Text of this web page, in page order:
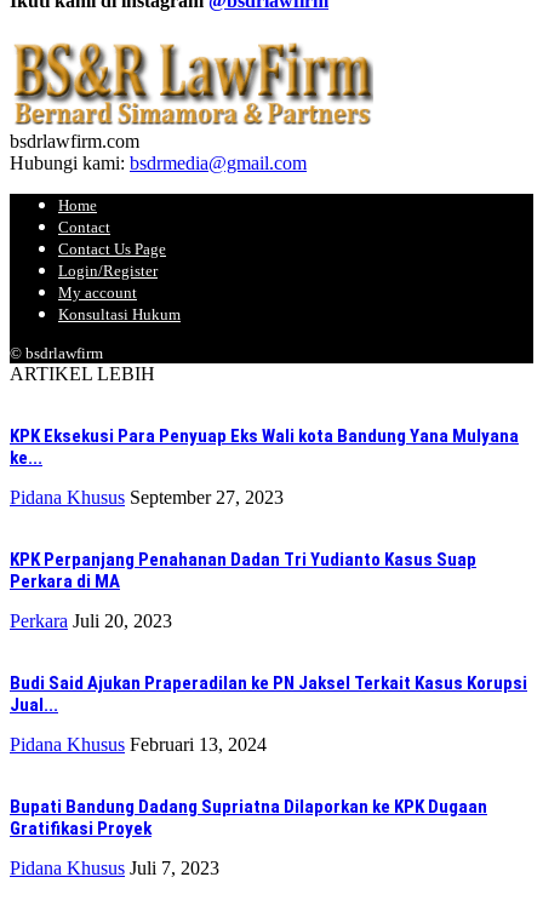
bsdrlawfirm.com
Hubungi kami: bsdrmedia@gmail.com
Home
Contact
Contact Us Page
Login/Register
My account
Konsultasi Hukum
© bsdrlawfirm
ARTIKEL LEBIH
KPK Eksekusi Para Penyuap Eks Wali kota Bandung Yana Mulyana
ke...
Pidana Khusus September 27, 2023
KPK Perpanjang Penahanan Dadan Tri Yudianto Kasus Suap
Perkara di MA
Perkara Juli 20, 2023
Budi Said Ajukan Praperadilan ke PN Jaksel Terkait Kasus Korupsi
Jual...
Pidana Khusus Februari 13, 2024
Bupati Bandung Dadang Supriatna Dilaporkan ke KPK Dugaan
Gratifikasi Proyek
Pidana Khusus Juli 7, 2023